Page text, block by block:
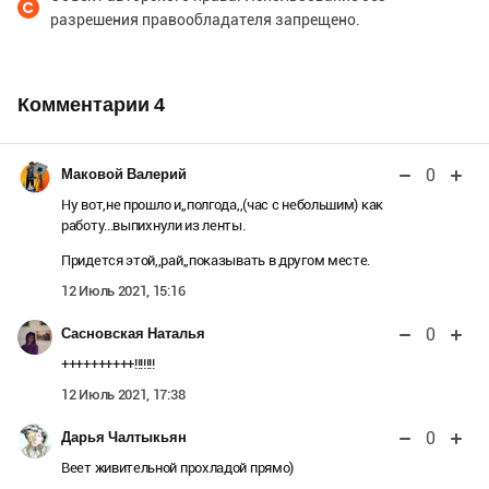
DMD watercolr paper,
разрешения правообладателя запрещено.
Комментарии 4
Маковой Валерий 0
Ну вот,не прошло и,,полгода,,(час с небольшим) как
работу...выпихнули из ленты.
Придется этой,,рай,,показывать в другом месте.
12 Июль 2021, 15:16
Сасновская Наталья 0
++++++++++!!!!!!!
12 Июль 2021, 17:38
Дарья Чалтыкьян 0
Веет живительной прохладой прямо)